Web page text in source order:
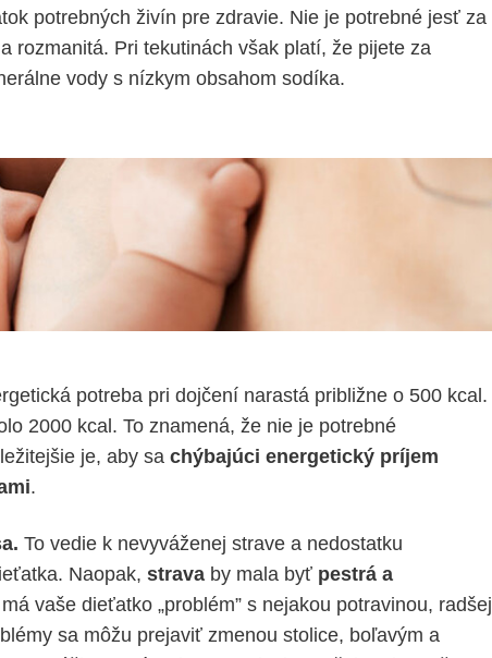
potrebných živín pre zdravie. Nie je potrebné jesť za
rozmanitá. Pri tekutinách však platí, že pijete za
vody s nízkym obsahom sodíka.
potreba pri dojčení narastá približne o 500 kcal.
2000 kcal. To znamená, že nie je potrebné
je, aby sa chýbajúci energetický príjem
.
To vedie k nevyváženej strave a nedostatku
Naopak, strava by mala byť pestrá a
vaše dieťatko „problém” s nejakou potravinou, radšej
sa môžu prejaviť zmenou stolice, boľavým a